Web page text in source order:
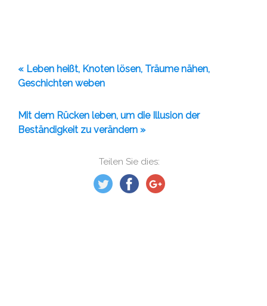
Teilen Sie dies:
« Leben heißt, Knoten lösen, Träume nähen,
Geschichten weben
Mit dem Rücken leben, um die Illusion der
Beständigkeit zu verändern »